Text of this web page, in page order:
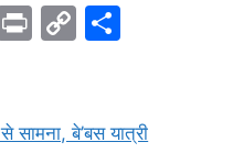
Pr C
y e
बे’बस यात्री